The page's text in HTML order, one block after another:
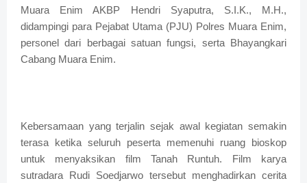
Muara Enim AKBP Hendri Syaputra, S.I.K., M.H.,
didampingi para Pejabat Utama (PJU) Polres Muara Enim,
personel dari berbagai satuan fungsi, serta Bhayangkari
Cabang Muara Enim.
Kebersamaan yang terjalin sejak awal kegiatan semakin
terasa ketika seluruh peserta memenuhi ruang bioskop
untuk menyaksikan film Tanah Runtuh. Film karya
sutradara Rudi Soedjarwo tersebut menghadirkan cerita